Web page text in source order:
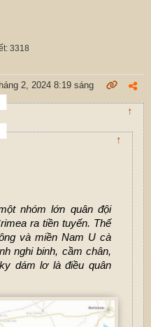
3318
2, 2024 8:19 sáng
↑
↑
nhóm lớn quân đội
ra tiền tuyến. Thế
và miền Nam U cà
nghi binh, cầm chân,
dám lơ là điều quân